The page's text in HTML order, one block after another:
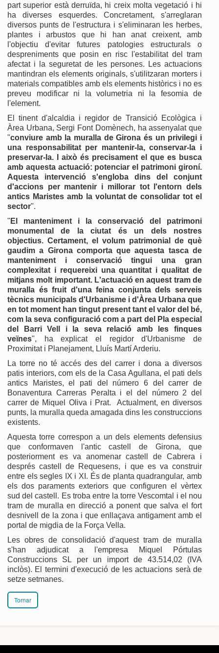
part superior està derruïda, hi creix molta vegetació i hi
ha diverses esquerdes. Concretament, s'arreglaran
diversos punts de l'estructura i s'eliminaran les herbes,
plantes i arbustos que hi han anat creixent, amb
l'objectiu d'evitar futures patologies estructurals o
despreniments que posin en risc l'estabilitat del tram
afectat i la seguretat de les persones. Les actuacions
mantindran els elements originals, s'utilitzaran morters i
materials compatibles amb els elements històrics i no es
preveu modificar ni la volumetria ni la fesomia de
l'element.
El tinent d'alcaldia i regidor de Transició Ecològica i
Àrea Urbana, Sergi Font Domènech, ha assenyalat que
"conviure amb la muralla de Girona és un privilegi i
una responsabilitat per mantenir-la, conservar-la i
preservar-la. I això és precisament el que es busca
amb aquesta actuació: potenciar el patrimoni gironí.
Aquesta intervenció s'engloba dins del conjunt
d'accions per mantenir i millorar tot l'entorn dels
antics Maristes amb la voluntat de consolidar tot el
sector".
" El manteniment i la conservació del patrimoni
monumental de la ciutat és un dels nostres
objectius. Certament, el volum patrimonial de què
gaudim a Girona comporta que aquesta tasca de
manteniment i conservació tingui una gran
complexitat i requereixi una quantitat i qualitat de
mitjans molt important. L'actuació en aquest tram de
muralla és fruit d'una feina conjunta dels serveis
tècnics municipals d'Urbanisme i d'Àrea Urbana que
en tot moment han tingut present tant el valor del bé,
com la seva configuració com a part del Pla especial
del Barri Vell i la seva relació amb les finques
veïnes", ha explicat el regidor d'Urbanisme de
Proximitat i Planejament, Lluís Martí Arderiu.
La torre no té accés des del carrer i dona a diversos
patis interiors, com els de la Casa Agullana, el pati dels
antics Maristes, el pati del número 6 del carrer de
Bonaventura Carreras Peralta i el del número 2 del
carrer de Miquel Oliva i Prat. Actualment, en diversos
punts, la muralla queda amagada dins les construccions
existents.
Aquesta torre correspon a un dels elements defensius
que conformaven l'antic castell de Girona, que
posteriorment es va anomenar castell de Cabrera i
després castell de Requesens, i que es va construir
entre els segles IX i XI. És de planta quadrangular, amb
els dos paraments exteriors que configuren el vèrtex
sud del castell. Es troba entre la torre Vescomtal i el nou
tram de muralla en direcció a ponent que salva el fort
desnivell de la zona i que enllaçava antigament amb el
portal de migdia de la Força Vella.
Les obres de consolidació d'aquest tram de muralla
s'han adjudicat a l'empresa Miquel Pórtulas
Construccions SL per un import de 43.514,02 (IVA
inclòs). El termini d'execució de les actuacions serà de
setze setmanes.
Tornar